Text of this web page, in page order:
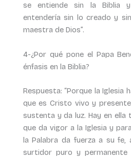
se entiende sin la Biblia
entendería sin lo creado y
maestra de Dios”.
4-¿Por qué pone el Papa
énfasis en la Biblia?
Respuesta: “Porque la Iglesia
que es Cristo vivo y
sustenta y da luz. Hay en ella
que da vigor a la Iglesia y
la Palabra da fuerza a su fe,
surtidor puro y permanente